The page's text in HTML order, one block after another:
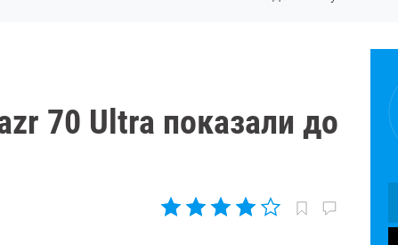
70 Ultra показали до